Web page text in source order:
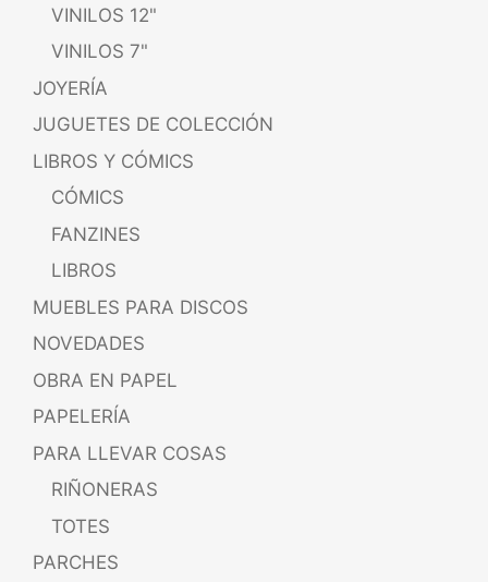
VINILOS 12"
VINILOS 7"
JOYERÍA
JUGUETES DE COLECCIÓN
LIBROS Y CÓMICS
CÓMICS
FANZINES
LIBROS
MUEBLES PARA DISCOS
NOVEDADES
OBRA EN PAPEL
PAPELERÍA
PARA LLEVAR COSAS
RIÑONERAS
TOTES
PARCHES